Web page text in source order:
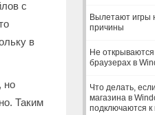
с
в
но
Таким
Вылетают игры
причины
Не
браузерах в
Что делать,
магазина в
подключаются к